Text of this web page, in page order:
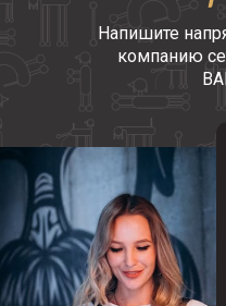
Напишите
компанию